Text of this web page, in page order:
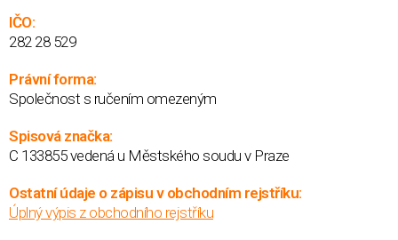
IČO:
282 28 529
Právní forma:
Společnost s ručením omezeným
Spisová značka:
C 133855 vedená u Městského soudu v Praze
Ostatní údaje o zápisu v obchodním rejstříku:
Úplný výpis z obchodního rejstříku